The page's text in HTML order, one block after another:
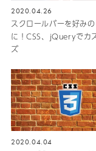
2020.04.26
スクロールバーを好み
に！CSS、jQueryでカ
ズ
2020.04.04